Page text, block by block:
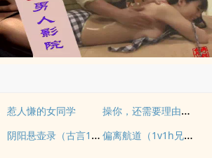
惹人慊的女同学 操你，还需要理由吗？(校园H)
阴阳悬壶录（古言1v1H） 偏离航道（1v1h兄妹骨科bg）